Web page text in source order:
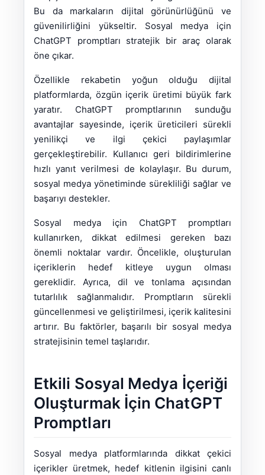
Bu da markaların dijital görünürlüğünü ve
güvenilirliğini yükseltir. Sosyal medya için
ChatGPT promptları stratejik bir araç olarak
öne çıkar.
Özellikle rekabetin yoğun olduğu dijital
platformlarda, özgün içerik üretimi büyük fark
yaratır. ChatGPT promptlarının sunduğu
avantajlar sayesinde, içerik üreticileri sürekli
yenilikçi ve ilgi çekici paylaşımlar
gerçekleştirebilir. Kullanıcı geri bildirimlerine
hızlı yanıt verilmesi de kolaylaşır. Bu durum,
sosyal medya yönetiminde sürekliliği sağlar ve
başarıyı destekler.
Sosyal medya için ChatGPT promptları
kullanırken, dikkat edilmesi gereken bazı
önemli noktalar vardır. Öncelikle, oluşturulan
içeriklerin hedef kitleye uygun olması
gereklidir. Ayrıca, dil ve tonlama açısından
tutarlılık sağlanmalıdır. Promptların sürekli
güncellenmesi ve geliştirilmesi, içerik kalitesini
artırır. Bu faktörler, başarılı bir sosyal medya
stratejisinin temel taşlarıdır.
Etkili Sosyal Medya İçeriği
Oluşturmak İçin ChatGPT
Promptları
Sosyal medya platformlarında dikkat çekici
içerikler üretmek, hedef kitlenin ilgisini canlı